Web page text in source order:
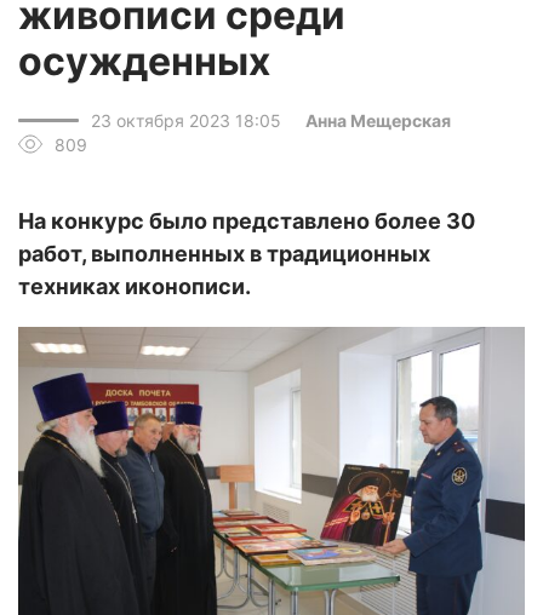
живописи среди
осужденных
23 октября 2023 18:05
Анна Мещерская
809
На конкурс было представлено более 30
работ, выполненных в традиционных
техниках иконописи.